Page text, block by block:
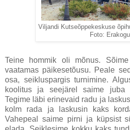
Viljandi Kutseõppekeskuse
Foto: Erakogu
Teine hommik oli mõnus.
vaatamas päikesetõusu. Peale
osa, seikluspargis turnimine.
koolitus ja seejärel saime juba
Tegime läbi erinevaid radu ja
kolm rada ja laskusin kaks
Vahepeal saime pirni ja küpsist